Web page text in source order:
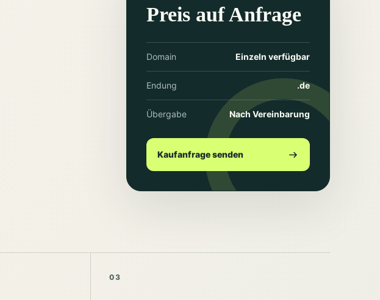
Preis auf Anfrage
Domain Einzeln verfügbar
Endung .de
Übergabe Nach Vereinbarung
Kaufanfrage senden
03